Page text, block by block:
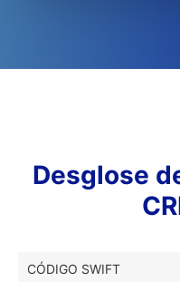
Desglose
CÓDIGO SWIFT